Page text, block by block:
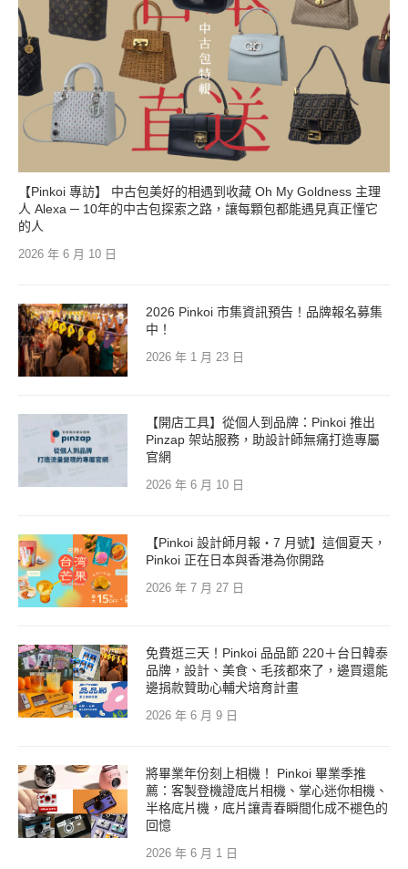
【Pinkoi 專訪】 中古包美好的相遇到收藏 Oh My Goldness 主理
人 Alexa ─ 10年的中古包探索之路，讓每顆包都能遇見真正懂它
的人
2026 年 6 月 10 日
2026 Pinkoi 市集資訊預告！品牌報名募集
中！
2026 年 1 月 23 日
【開店工具】從個人到品牌：Pinkoi 推出
Pinzap 架站服務，助設計師無痛打造專屬
官網
2026 年 6 月 10 日
【Pinkoi 設計師月報・7 月號】這個夏天，
Pinkoi 正在日本與香港為你開路
2026 年 7 月 27 日
免費逛三天！Pinkoi 品品節 220＋台日韓泰
品牌，設計、美食、毛孩都來了，邊買還能
邊捐款贊助心輔犬培育計畫
2026 年 6 月 9 日
將畢業年份刻上相機！ Pinkoi 畢業季推
薦：客製登機證底片相機、掌心迷你相機、
半格底片機，底片讓青春瞬間化成不褪色的
回憶
2026 年 6 月 1 日